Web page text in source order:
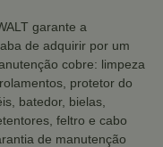
garante a
de adquirir por um
cobre: limpeza
protetor do
batedor, bielas,
feltro e cabo
de manutenção